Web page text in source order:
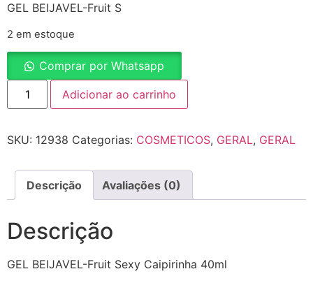
GEL BEIJAVEL-Fruit S
2 em estoque
Comprar por Whatsapp
Adicionar ao carrinho
SKU: 12938 Categorias: COSMETICOS, GERAL, GERAL
Descrição Avaliações (0)
Descrição
GEL BEIJAVEL-Fruit Sexy Caipirinha 40ml